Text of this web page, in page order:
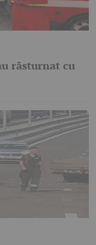
răsturnat cu